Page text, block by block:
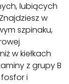
lubiących
w
szpinaku,
w kiełkach
z grupy B
fosfor i